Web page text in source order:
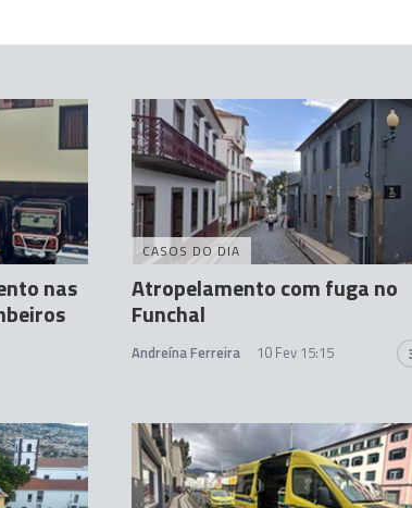
nas
CASOS DO DIA
Atropelamento com fuga no
Funchal
Andreína Ferreira 10 Fev 15:15